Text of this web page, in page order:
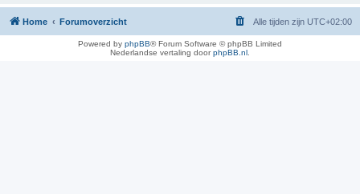
Home Forumoverzicht Alle tijden zijn UTC+02:00
Powered by phpBB® Forum Software © phpBB Limited
Nederlandse vertaling doorphpBB.nl